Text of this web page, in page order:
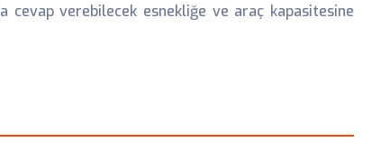
cevap verebilecek esnekliğe ve araç kapasitesine